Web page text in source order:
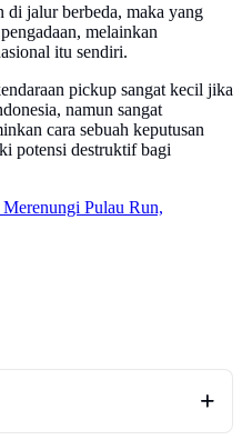
di jalur berbeda, maka yang
melainkan
itu sendiri.
pickup sangat kecil jika
namun sangat
cara sebuah keputusan
potensi destruktif bagi
Pulau Run,